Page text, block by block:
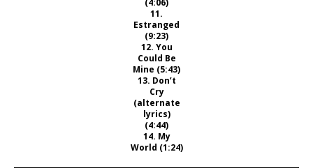
(4:06)
11.
Estranged
(9:23)
12. You
Could Be
Mine (5:43)
13. Don’t
Cry
(alternate
lyrics)
(4:44)
14. My
World (1:24)